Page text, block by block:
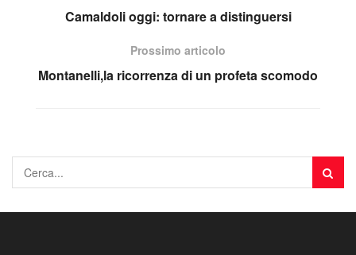
Camaldoli oggi: tornare a distinguersi
Prossimo articolo
Montanelli,la ricorrenza di un profeta scomodo